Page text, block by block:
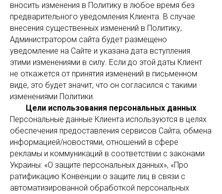
вносить изменения в Политику в любое время без
предварительного уведомления Клиента. В случае
внесения существенных изменений в Политику,
Администратором сайта будет размещено
уведомление на Сайте и указана дата вступления
этими изменениями в силу. Если до этой даты Клиент
не откажется от принятия изменений в письменном
виде, это будет значит, что он согласился с такими
изменениями Политики.
Цели использования персональных данных
Персональные данные Клиента используются в целях
обеспечения предоставления сервисов Сайта, обмена
информацией/новостями, отношений в сфере
рекламы и коммуникаций в соответствии с законами
Украины: «О защите персональных данных», «Про
ратификацию Конвенции о защите лиц в связи с
автоматизированной обработкой персональных